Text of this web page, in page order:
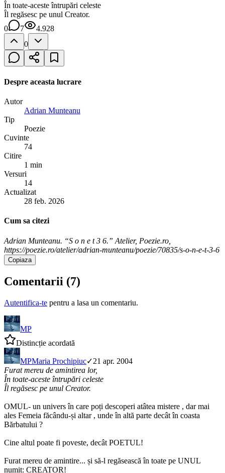
În toate-aceste întrupări celeste
Îl regăsesc pe unul Creator.
0
7
4.928
0
Despre aceasta lucrare
Autor
Adrian Munteanu
Tip
Poezie
Cuvinte
74
Citire
1 min
Versuri
14
Actualizat
28 feb. 2026
Cum sa citezi
Adrian Munteanu. “S o n e t 3 6.” Atelier, Poezie.ro,
https://poezie.ro/atelier/adrian-munteanu/poezie/70835/s-o-n-e-t-3-6
Copiaza
Comentarii (7)
Autentifica-te pentru a lasa un comentariu.
MP
Distincție acordată
MPMaria Prochipiuc✓21 apr. 2004
Furat mereu de amintirea lor,
În toate-aceste întrupări celeste
Îl regăsesc pe unul Creator.
OMUL- un univers în care poți descoperi atâtea mistere , dar mai
ales Femeia făcându-și altar , unde în altă parte decât în coasta
Bărbatului ?
Cine altul poate fi poveste, decât POETUL!
Furat mereu de amintire... și să-l regăsească în toate pe UNUL
numit: CREATOR!